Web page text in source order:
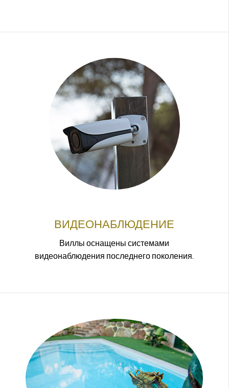
ВИДЕОНАБЛЮДЕНИЕ
Виллы оснащены системами
видеонаблюдения последнего поколения.